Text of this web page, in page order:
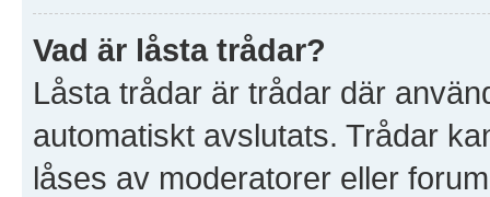
Vad är låsta trådar?
Låsta trådar är trådar där
automatiskt avslutats. Trådar
låses av moderatorer eller